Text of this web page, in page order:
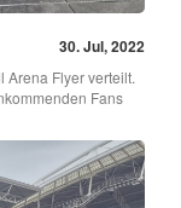
30. Jul, 2022
Arena Flyer verteilt.
Fans